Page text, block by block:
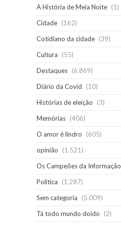
A História de Meia Noite (1)
Cidade (162)
Cotidiano da cidade (39)
Cultura
(55)
Destaques (6.869)
Diário da Covid
(10)
Histórias de eleição
(3)
Memórias (406)
O amor é lindro
(605)
opinião
(1.521)
Os Campeões da Informação
Política
(1.287)
Sem categoria
(5.009)
Tá todo mundo doido
(2)